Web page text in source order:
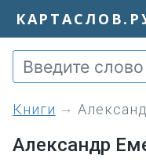
книги
Александр